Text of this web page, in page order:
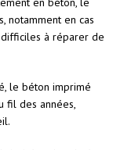
notamment en cas
à réparer de
le béton imprimé
fil des années,